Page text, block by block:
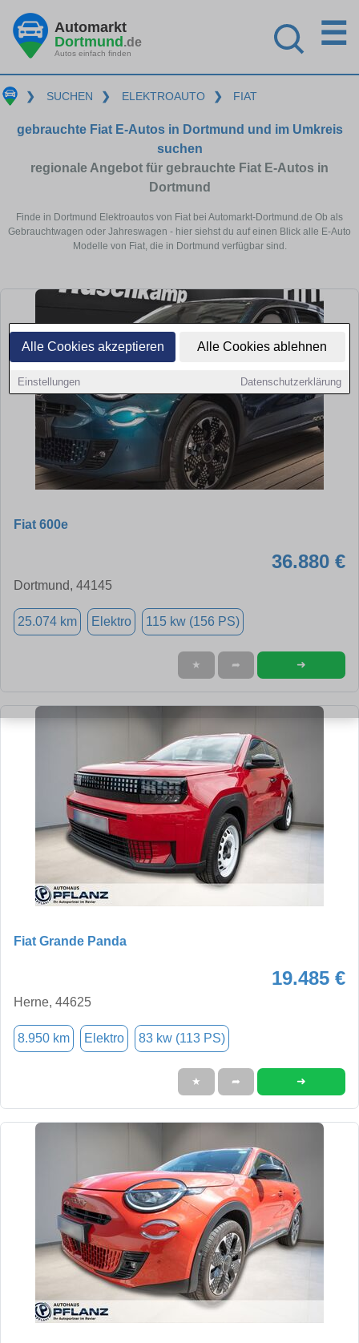
Alle Cookies akzeptieren Alle Cookies ablehnen
Einstellungen Datenschutzerklärung
Automarkt
Dortmund.de
Autos einfach finden
☰
❯ SUCHEN ❯ ELEKTROAUTO ❯ FIAT
gebrauchte Fiat E-Autos in Dortmund und im Umkreis
suchen
regionale Angebot für gebrauchte Fiat E-Autos in
Dortmund
Finde in Dortmund Elektroautos von Fiat bei Automarkt-Dortmund.de Ob als
Gebrauchtwagen oder Jahreswagen - hier siehst du auf einen Blick alle E-Auto
Modelle von Fiat, die in Dortmund verfügbar sind.
Fiat 600e
36.880 €
Dortmund, 44145
25.074 km Elektro 115 kw (156 PS)
★ ➦ ➜
Fiat Grande Panda
19.485 €
Herne, 44625
8.950 km Elektro 83 kw (113 PS)
★ ➦ ➜